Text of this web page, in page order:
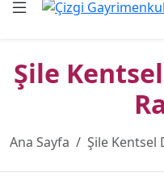
Şile
Ana Sayfa Şile Kentsel